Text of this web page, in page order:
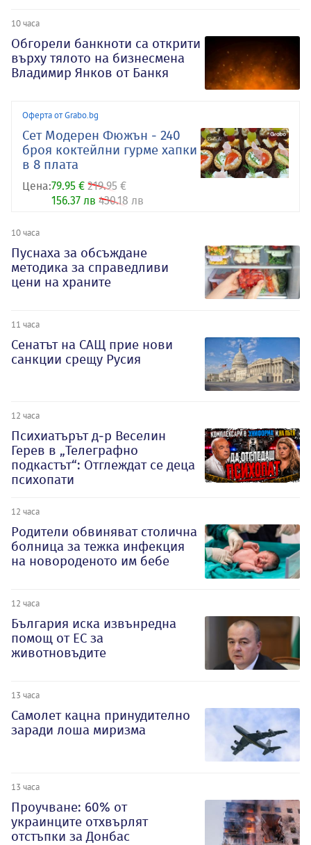
10 часа
Обгорели банкноти са открити
върху тялото на бизнесмена
Владимир Янков от Банкя
Оферта от Grabo.bg
Сет Модерен Фюжън - 240
броя коктейлни гурме хапки
в 8 плата
Цена:79.95 € 219.95 €
156.37 лв 430.18 лв
10 часа
Пуснаха за обсъждане
методика за справедливи
цени на храните
11 часа
Сенатът на САЩ прие нови
санкции срещу Русия
12 часа
Психиатърът д-р Веселин
Герев в „Телеграфно
подкастът“: Отглеждат се деца
психопати
12 часа
Родители обвиняват столична
болница за тежка инфекция
на новороденото им бебе
12 часа
България иска извънредна
помощ от ЕС за
животновъдите
13 часа
Самолет кацна принудително
заради лоша миризма
13 часа
Проучване: 60% от
украинците отхвърлят
отстъпки за Донбас